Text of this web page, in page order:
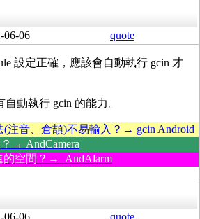
06-06 quote
設定正確，應該會自動執行 gcin 才
動執行 gcin 的能力。
(注音、倉頡)不易輸入？→ gcin Android
→ AndCamera
的空間？→ AndAlarm